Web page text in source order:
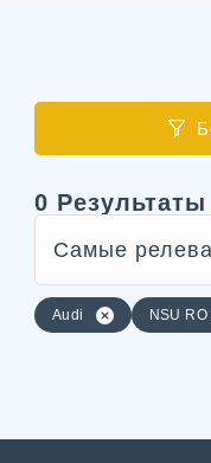
0 Результаты
Самые
Audi NSU